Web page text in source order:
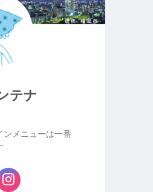
テナ
ンメニューは一番